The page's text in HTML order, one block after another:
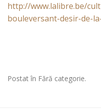
http://www.lalibre.be/
bouleversant-desir-de-
Postat în Fără categorie.